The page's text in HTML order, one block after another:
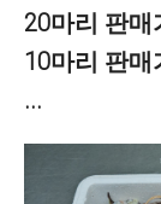
20마리 판매
10마리 판매
...